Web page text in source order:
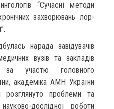
“Сучасні методи
захворювань лор-
нарада завідувачів
вузів та закладів
за участю головного
академіка АМН України
розглянуто проблеми та
дослідної роботи